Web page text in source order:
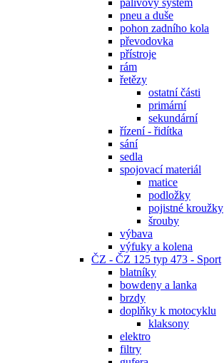
pneu a duše
pohon zadního kola
převodovka
přístroje
rám
řetězy
ostatní části
primární
sekundární
řízení - řidítka
sání
sedla
spojovací materiál
matice
podložky
pojistné kroužky
šrouby
výbava
výfuky a kolena
ČZ - ČZ 125 typ 473 - Sport
blatníky
bowdeny a lanka
brzdy
doplňky k motocyklu
klaksony
elektro
filtry